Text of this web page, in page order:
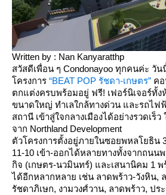
Written by : Nan Kanyaratthp
สวัสดีเพื่อน ๆ Condonayoo ทุกคนค่ะ วัน
ครงการ “BEAT POP รัชดา-เกษตร” คอ
ตกแต่งครบพร้อมอยู่ ฟรี! เฟอร์นิเจอร์ทั้ง
ขนาดใหญ่ ทำเลใกล้ทางด่วน และรถไฟ
สถานี เข้าสู่ใจกลางเมืองได้อย่างรวดเร็
จาก Northland Development
ตัวโครงการตั้งอยู่ภายในซอยพหลโยธิน
11-10 เข้า-ออกได้หลายทางทั้งจากถนน
กิจ (เกษตร-นวมินทร์) และเสนานิคม 1
ได้อีกหลากหลาย เช่น ลาดพร้าว-วังหิน,
รัชดาภิเษก, งามวงศ์วาน, ลาดพร้าว, ปร